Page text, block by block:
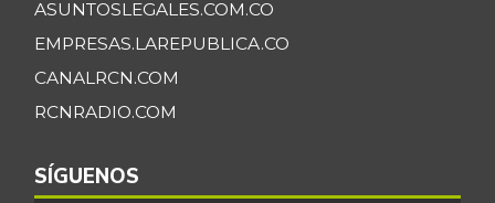
ASUNTOSLEGALES.COM.CO
EMPRESAS.LAREPUBLICA.CO
CANALRCN.COM
RCNRADIO.COM
SÍGUENOS